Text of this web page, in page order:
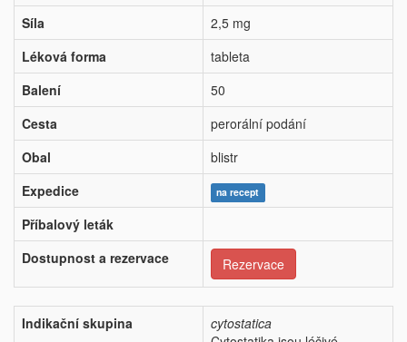
Síla
2,5 mg
Léková forma
tableta
Balení
50
Cesta
perorální podání
Obal
blistr
Expedice
na recept
Příbalový leták
Dostupnost a rezervace
Rezervace
Indikační skupina
cytostatica